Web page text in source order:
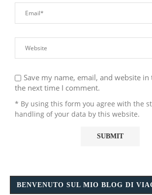
Save my name, email, and website
the next time I comment.
* By using this form you agree with the
handling of your data by this website.
BENVENUTO SUL MIO BLOG DI